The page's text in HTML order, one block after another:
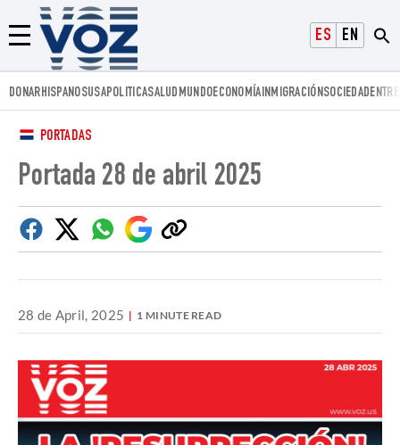
ESPAÑOLENGLISH
Menú
Voz.us
DONARHISPANOSUSAPOLITICASALUD MUNDOECONOMÍAINMIGRACIÓNSOCIEDAD
PORTADAS
Portada 28 de abril 2025
FacebookTwitterWhatsapp
Google
Discover
Copiar
enlace
28 de April, 2025 1 MINUTE READ